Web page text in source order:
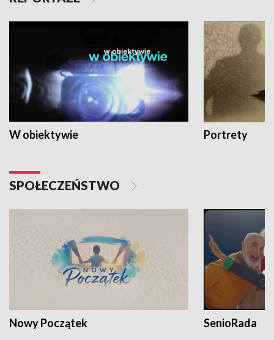
W obiektywie Portrety
SPOŁECZEŃSTWO
Nowy Początek SenioRada